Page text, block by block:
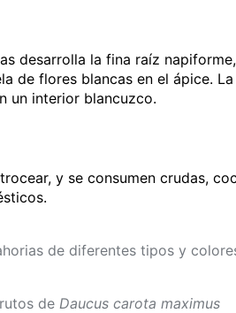
desarrolla la fina raíz
de flores blancas en el ápice.
un interior blancuzco.
y se consumen crudas,
de diferentes tipos y
de Daucus carota maximus